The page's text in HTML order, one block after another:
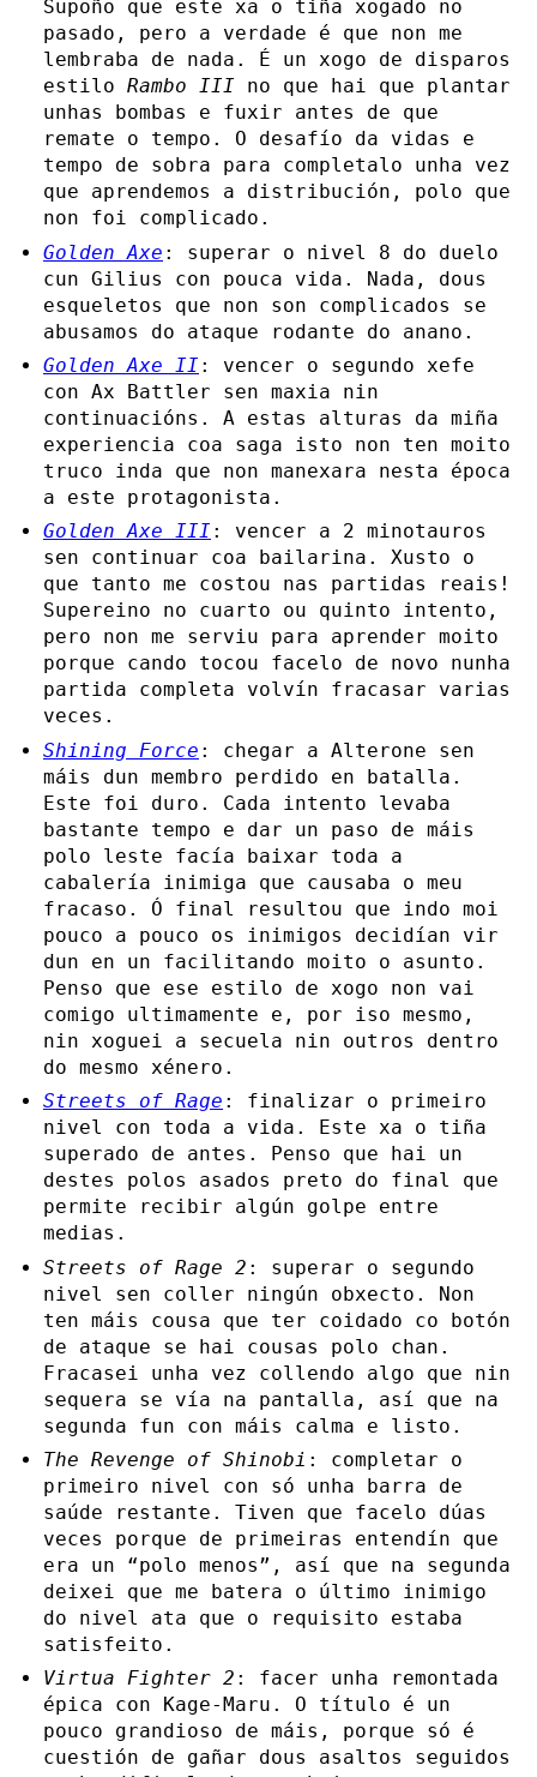
Supoño que este xa o tiña xogado no
pasado, pero a verdade é que non me
lembraba de nada. É un xogo de disparos
estilo Rambo III no que hai que plantar
unhas bombas e fuxir antes de que
remate o tempo. O desafío da vidas e
tempo de sobra para completalo unha vez
que aprendemos a distribución, polo que
non foi complicado.
Golden Axe : superar o nivel 8 do duelo
cun Gilius con pouca vida. Nada, dous
esqueletos que non son complicados se
abusamos do ataque rodante do anano.
Golden Axe II : vencer o segundo xefe
con Ax Battler sen maxia nin
continuacións. A estas alturas da miña
experiencia coa saga isto non ten moito
truco inda que non manexara nesta época
a este protagonista.
Golden Axe III : vencer a 2 minotauros
sen continuar coa bailarina. Xusto o
que tanto me costou nas partidas reais!
Supereino no cuarto ou quinto intento,
pero non me serviu para aprender moito
porque cando tocou facelo de novo nunha
partida completa volvín fracasar varias
veces.
Shining Force : chegar a Alterone sen
máis dun membro perdido en batalla.
Este foi duro. Cada intento levaba
bastante tempo e dar un paso de máis
polo leste facía baixar toda a
cabalería inimiga que causaba o meu
fracaso. Ó final resultou que indo moi
pouco a pouco os inimigos decidían vir
dun en un facilitando moito o asunto.
Penso que ese estilo de xogo non vai
comigo ultimamente e, por iso mesmo,
nin xoguei a secuela nin outros dentro
do mesmo xénero.
Streets of Rage : finalizar o primeiro
nivel con toda a vida. Este xa o tiña
superado de antes. Penso que hai un
destes polos asados preto do final que
permite recibir algún golpe entre
medias.
Streets of Rage 2 : superar o segundo
nivel sen coller ningún obxecto. Non
ten máis cousa que ter coidado co botón
de ataque se hai cousas polo chan.
Fracasei unha vez collendo algo que nin
sequera se vía na pantalla, así que na
segunda fun con máis calma e listo.
The Revenge of Shinobi : completar o
primeiro nivel con só unha barra de
saúde restante. Tiven que facelo dúas
veces porque de primeiras entendín que
era un “polo menos”, así que na segunda
deixei que me batera o último inimigo
do nivel ata que o requisito estaba
satisfeito.
Virtua Fighter 2 : facer unha remontada
épica con Kage-Maru. O título é un
pouco grandioso de máis, porque só é
cuestión de gañar dous asaltos seguidos